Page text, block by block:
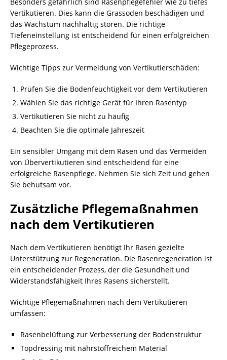
Vertikutieren. Dies kann die Grassoden beschädigen und
das Wachstum nachhaltig stören. Die richtige
Tiefeneinstellung ist entscheidend für einen erfolgreichen
Pflegeprozess.
Wichtige Tipps zur Vermeidung von Vertikutierschäden:
Prüfen Sie die Bodenfeuchtigkeit vor dem Vertikutieren
Wählen Sie das richtige Gerät für Ihren Rasentyp
Vertikutieren Sie nicht zu häufig
Beachten Sie die optimale Jahreszeit
Ein sensibler Umgang mit dem Rasen und das Vermeiden
von Übervertikutieren sind entscheidend für eine
erfolgreiche Rasenpflege. Nehmen Sie sich Zeit und gehen
Sie behutsam vor.
Zusätzliche Pflegemaßnahmen
nach dem Vertikutieren
Nach dem Vertikutieren benötigt Ihr Rasen gezielte
Unterstützung zur Regeneration. Die Rasenregeneration ist
ein entscheidender Prozess, der die Gesundheit und
Widerstandsfähigkeit Ihres Rasens sicherstellt.
Wichtige Pflegemaßnahmen nach dem Vertikutieren
umfassen:
Rasenbelüftung zur Verbesserung der Bodenstruktur
Topdressing mit nährstoffreichem Material